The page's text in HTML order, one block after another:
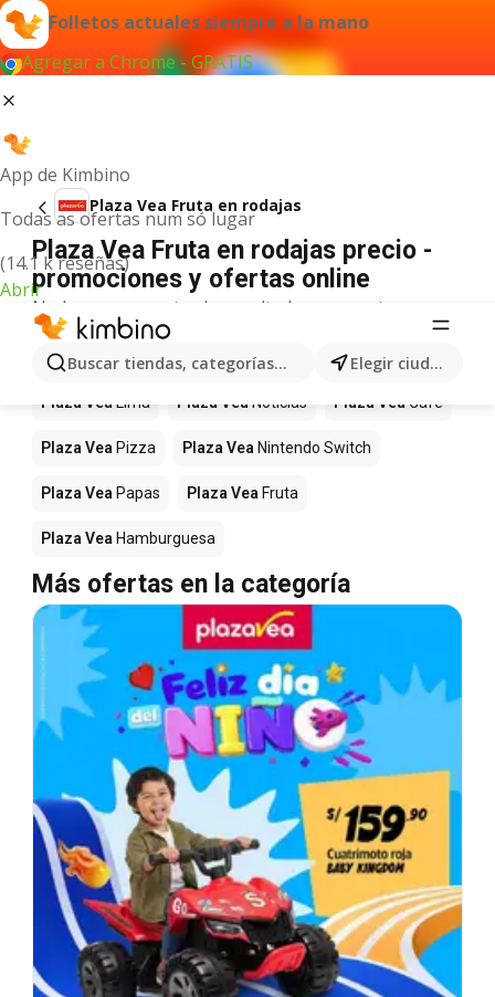
Folletos actuales siempre a la mano
Agregar a Chrome - GRATIS
App de Kimbino
Todas as ofertas num só lugar
(14.1 k reseñas)
Abrir
Buscar tiendas, categorías, productos... Elegir ciudad
Plaza Vea Fruta en rodajas
Plaza Vea Fruta en rodajas precio -
promociones y ofertas online
No hemos encontrado resultados para este
término.
Más productos en tiendas Plaza Vea
Plaza VeaLima Plaza VeaNoticias Plaza Vea Café
Plaza Vea Pizza Plaza Vea Nintendo Switch
Plaza Vea Papas Plaza Vea Fruta
Plaza Vea Hamburguesa
Más ofertas en la categoría